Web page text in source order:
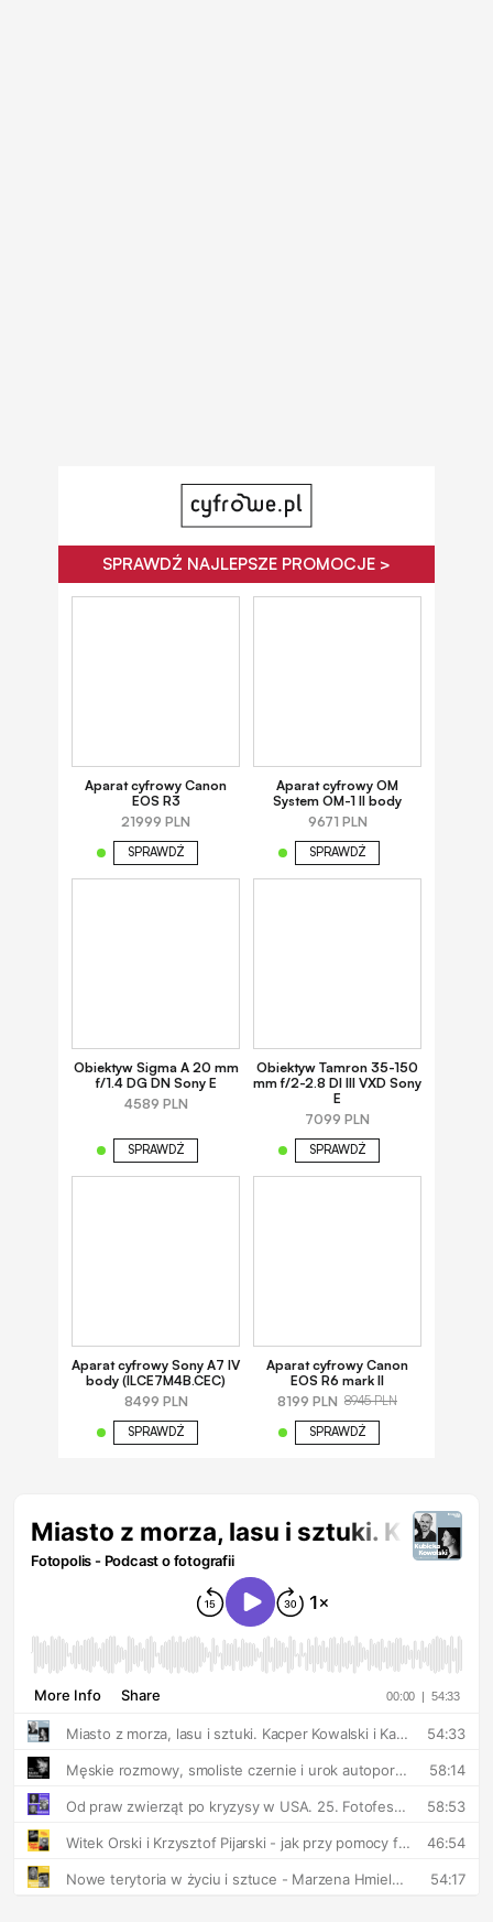
SPRAWDŹ NAJLEPSZE PROMOCJE >
Aparat cyfrowy Canon
EOS R3
21999 PLN
SPRAWDŹ
Aparat cyfrowy OM
System OM-1 II body
9671 PLN
SPRAWDŹ
Obiektyw Sigma A 20 mm
f/1.4 DG DN Sony E
4589 PLN
SPRAWDŹ
Obiektyw Tamron 35-150
mm f/2-2.8 DI III VXD Sony
E
7099 PLN
SPRAWDŹ
Aparat cyfrowy Sony A7 IV
body (ILCE7M4B.CEC)
8499 PLN
SPRAWDŹ
Aparat cyfrowy Canon
EOS R6 mark II
8199 PLN 8945 PLN
SPRAWDŹ